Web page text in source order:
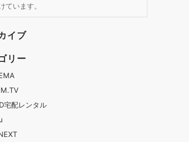
ています。
イブ
リー
宅配レンタル